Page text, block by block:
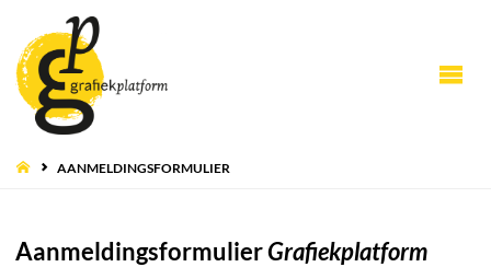
HOMEAANMELDINGSFORMULIER
AanmeldingsformulierGrafiekplatform